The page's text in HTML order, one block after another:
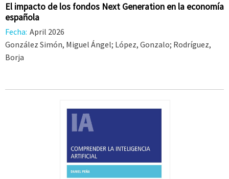
El impacto de los fondos Next Generation en la economía
española
Fecha: April 2026
González Simón, Miguel Ángel; López, Gonzalo; Rodríguez,
Borja